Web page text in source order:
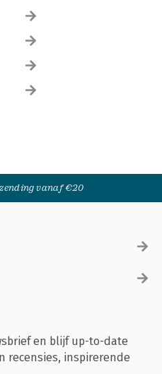
vanaf €20
en blijf up-to-date
recensies, inspirerende